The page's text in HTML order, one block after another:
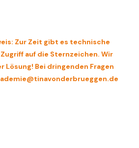
Zur Zeit gibt es technische
auf die Sternzeichen. Wir
Lösung! Bei dringenden Fragen